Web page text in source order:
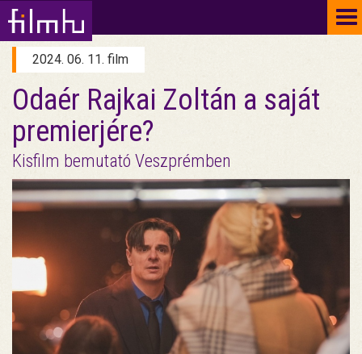
2024. 06. 11. film
Odaér Rajkai Zoltán a saját
premierjére?
Kisfilm bemutató Veszprémben